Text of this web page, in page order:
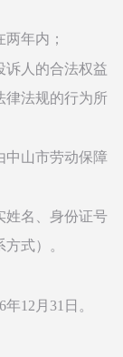
年内；
诉人的合法权益
律法规的行为所
中山市劳动保障
姓名、身份证号
式）。
12月31日。